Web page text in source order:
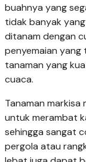
buahnya yang
tidak banyak
ditanam dengan
penyemaian
tanaman yang
cuaca.
Tanaman
untuk merambat
sehingga sangat
pergola atau